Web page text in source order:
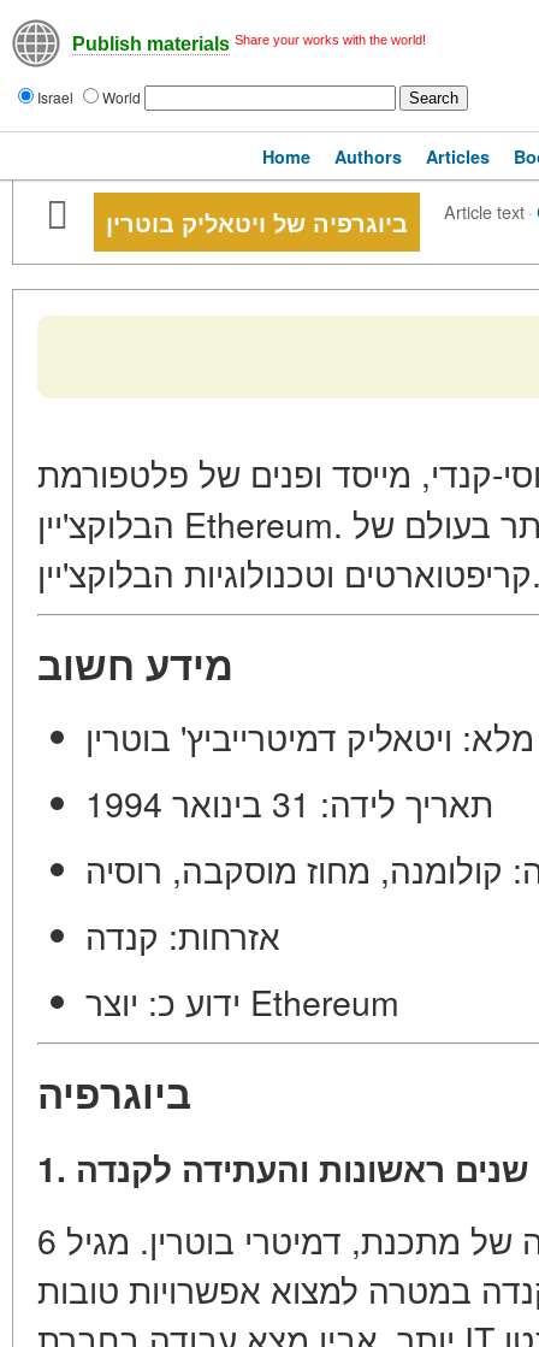
Publish materials Share your works with the world!
Israel World
Home Authors Articles
ביוגרפיה של ויטאליק בוטרין Article text·
קנדי, מייסד ופנים של פלטפורמת
Ethereum. אחד מהאנשים המשפיעים ביותר בעולם של
הבלוקצ'יין.
מידע חשוב
ויטאליק דמיטרייביץ' בוטרין
תאריך לידה:
קולומנה, מחוז מוסקבה, רוסיה
אזרחות: קנדה
ידוע כ: יוצר Ethereum
ביוגרפיה
1. שנים ראשונות והעתידה לקנדה
ויטאליק בוטרין נולד במשפחה של מתכנת, דמיטרי בוטרין. מגיל 6
במטרה למצוא אפשרויות טובות